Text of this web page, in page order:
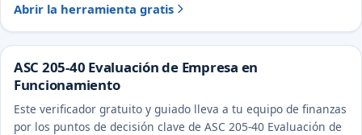
Abrir la herramienta gratis
ASC 205-40 Evaluación de Empresa en
Funcionamiento
Este verificador gratuito y guiado lleva a tu equipo de finanzas
por los puntos de decisión clave de ASC 205-40 Evaluación de